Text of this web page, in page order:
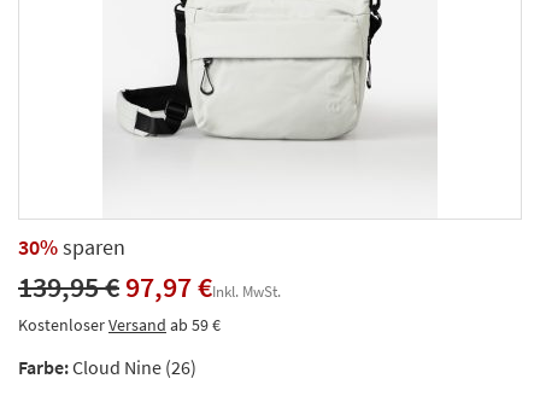
30%sparen
139,95 €97,97 €Inkl. MwSt.
KostenloserVersand ab 59 €
Farbe:Cloud Nine (26)